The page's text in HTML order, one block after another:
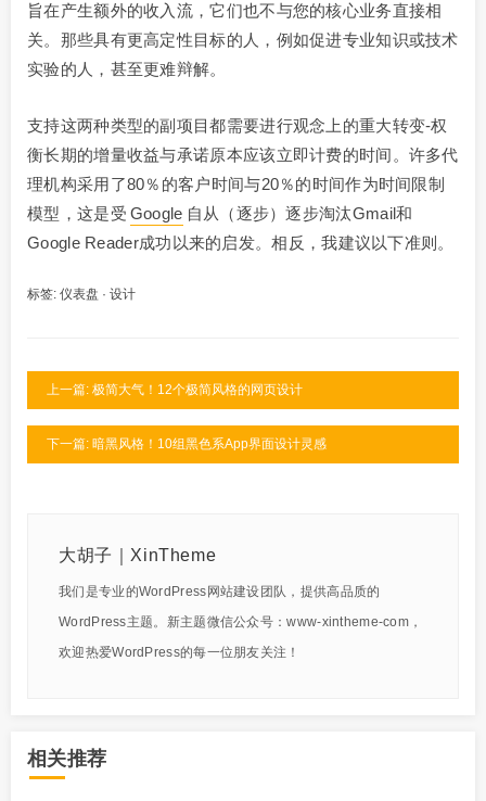
旨在产生额外的收入流，它们也不与您的核心业务直接相
关。那些具有更高定性目标的人，例如促进专业知识或技术
实验的人，甚至更难辩解。
支持这两种类型的副项目都需要进行观念上的重大转变-权
衡长期的增量收益与承诺原本应该立即计费的时间。许多代
理机构采用了80％的客户时间与20％的时间作为时间限制
模型，这是受 Google 自从（逐步）逐步淘汰Gmail和
Google Reader成功以来的启发。相反，我建议以下准则。
标签: 仪表盘 · 设计
上一篇: 极简大气！12个极简风格的网页设计
下一篇: 暗黑风格！10组黑色系App界面设计灵感
大胡子｜XinTheme
我们是专业的WordPress网站建设团队，提供高品质的
WordPress主题。新主题微信公众号：www-xintheme-com，
欢迎热爱WordPress的每一位朋友关注！
相关推荐